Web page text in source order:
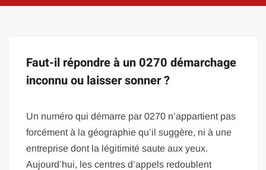
Faut-il répondre à un 0270 démarchage
inconnu ou laisser sonner ?
Un numéro qui démarre par 0270 n’appartient pas
forcément à la géographie qu’il suggère, ni à une
entreprise dont la légitimité saute aux yeux.
Aujourd’hui, les centres d’appels redoublent